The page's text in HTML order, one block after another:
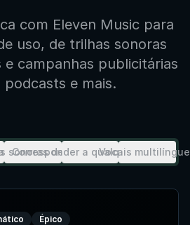
com Eleven Music para
uso, de trilhas sonoras
campanhas publicitárias
podcasts e mais.
sonoras de jogos
Corresponder a qualquer humor
Vocais
Épico